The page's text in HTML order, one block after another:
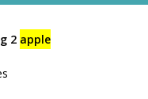
2 apple